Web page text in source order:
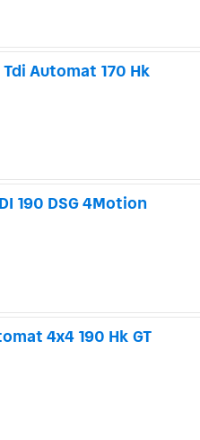
Automat 170 Hk
190 DSG 4Motion
4x4 190 Hk GT